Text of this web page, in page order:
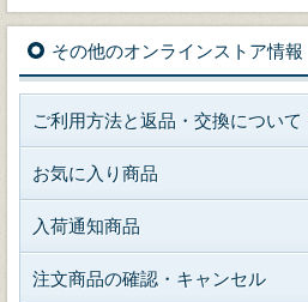
その他のオンラインストア情報
ご利用方法と返品・交換について
お気に入り商品
入荷通知商品
注文商品の確認・キャンセル